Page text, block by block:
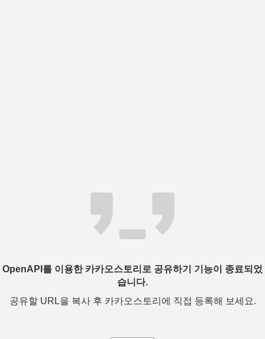
OpenAPI를 이용한 카카오스토리로 공유하기 기능이 종료되었
습니다.
공유할 URL을 복사 후 카카오스토리에 직접 등록해 보세요.